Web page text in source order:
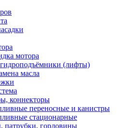
мотора
(лифты)
масла
коннекторы
переносные и канистры
стационарные
горловины